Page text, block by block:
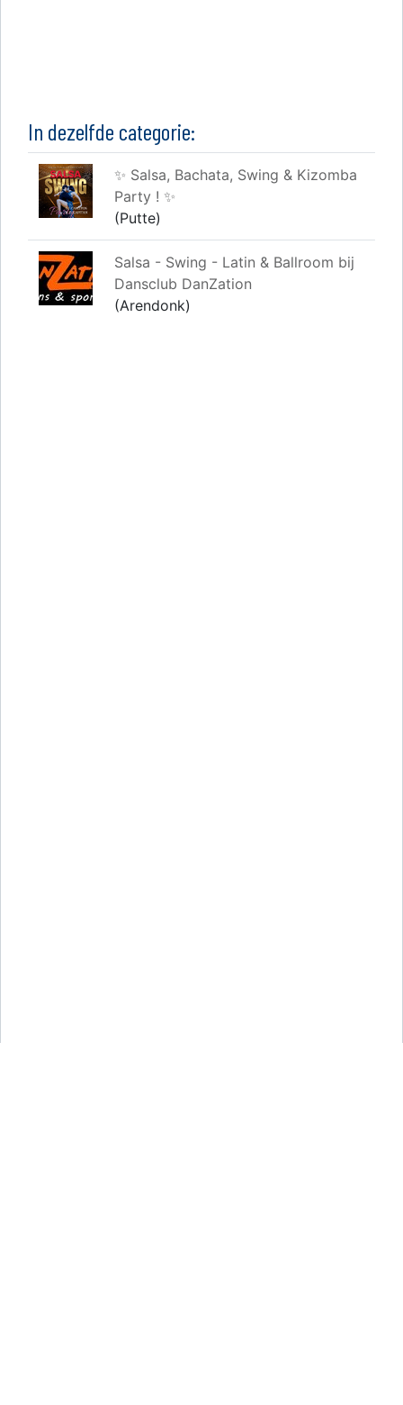
In dezelfde categorie:
✨ Salsa, Bachata, Swing & Kizomba
Party ! ✨
(Putte)
Salsa - Swing - Latin & Ballroom bij
Dansclub DanZation
(Arendonk)